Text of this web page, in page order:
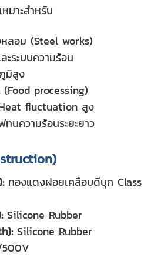
เหมาะสำหรับ
ลอม (Steel works)
ะระบบความร้อน
มิสูง
processing)
fluctuation สูง
นความร้อนระยะยาว
ทองแดงฝอยเคลือบดีบุก Class
Silicone Rubber
Silicone Rubber